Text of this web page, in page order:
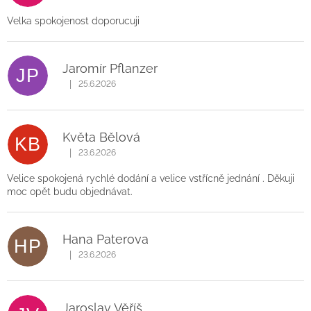
Velka spokojenost doporucuji
JP Jaromír Pflanzer
Hodnocení obchodu je 5 z 5 hvězdiček.
25.6.2026
KB Květa Bělová
Hodnocení obchodu je 5 z 5 hvězdiček.
23.6.2026
Velice spokojená rychlé dodání a velice vstřícně jednání . Děkuji
moc opět budu objednávat.
HP Hana Paterova
Hodnocení obchodu je 5 z 5 hvězdiček.
23.6.2026